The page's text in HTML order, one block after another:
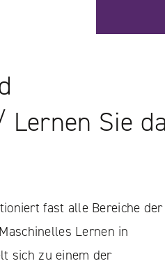
Sie
fast alle Bereiche der
Lernen in
sich zu einem der